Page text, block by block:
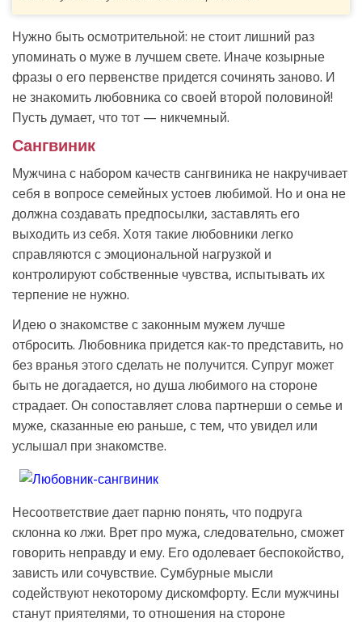
Нужно быть осмотрительной: не стоит лишний раз
упоминать о муже в лучшем свете. Иначе козырные
фразы о его первенстве придется сочинять заново. И
не знакомить любовника со своей второй половиной!
Пусть думает, что тот — никчемный.
Сангвиник
Мужчина с набором качеств сангвиника не накручивает
себя в вопросе семейных устоев любимой. Но и она не
должна создавать предпосылки, заставлять его
выходить из себя. Хотя такие любовники легко
справляются с эмоциональной нагрузкой и
контролируют собственные чувства, испытывать их
терпение не нужно.
Идею о знакомстве с законным мужем лучше
отбросить. Любовника придется как-то представить, но
без вранья этого сделать не получится. Супруг может
быть не догадается, но душа любимого на стороне
страдает. Он сопоставляет слова партнерши о семье и
муже, сказанные ею раньше, с тем, что увидел или
услышал при знакомстве.
Несоответствие дает парню понять, что подруга
склонна ко лжи. Врет про мужа, следовательно, сможет
говорить неправду и ему. Его одолевает беспокойство,
зависть или сочувствие. Сумбурные мысли
содействуют некоторому дискомфорту. Если мужчины
станут приятелями, то отношения на стороне